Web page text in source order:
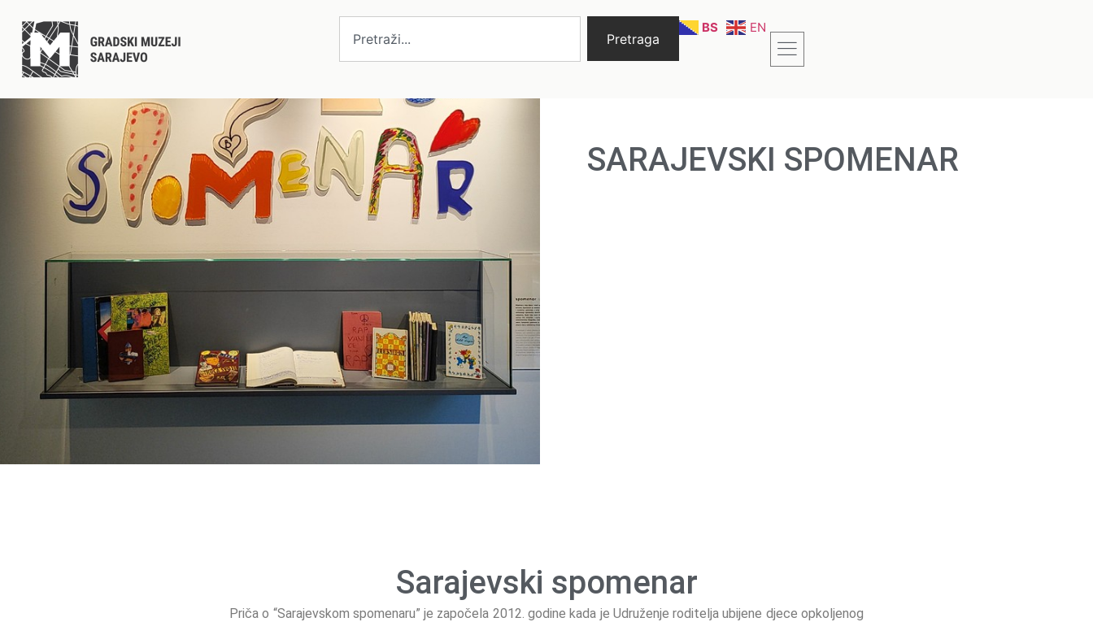
Pretraga
BS EN
SARAJEVSKI SPOMENAR
Sarajevski spomenar
Priča o “Sarajevskom spomenaru” je započela 2012. godine kada je Udruženje roditelja ubijene djece opkoljenog